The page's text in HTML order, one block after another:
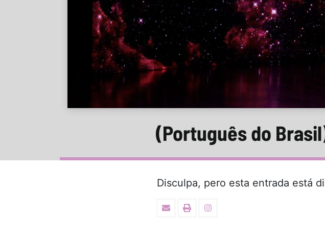
(Português do
Disculpa, pero esta entrada está